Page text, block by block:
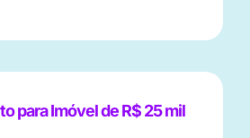
para Imóvel de R$ 25 mil